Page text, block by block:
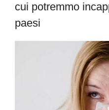
cui potremmo
paesi